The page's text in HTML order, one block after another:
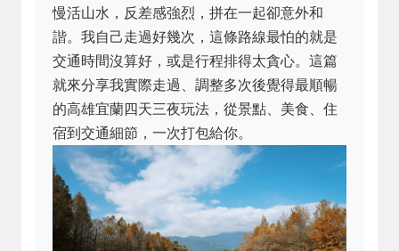
慢活山水，反差感強烈，拼在一起卻意外和
諧。我自己走過好幾次，這條路線最怕的就是
交通時間沒算好，或是行程排得太貪心。這篇
就來分享我實際走過、調整多次後覺得最順暢
的高雄宜蘭四天三夜玩法，從景點、美食、住
宿到交通細節，一次打包給你。